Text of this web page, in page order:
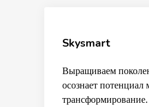
Skysmart
Выращиваем
осознает потенциал
трансформирование.